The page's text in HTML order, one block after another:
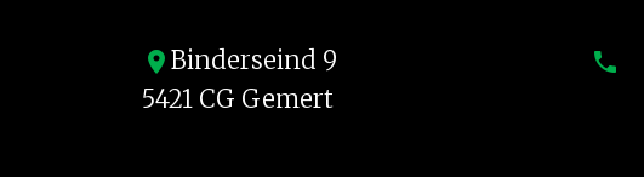
location_on Binderseind 9
5421 CG Gemert
phone